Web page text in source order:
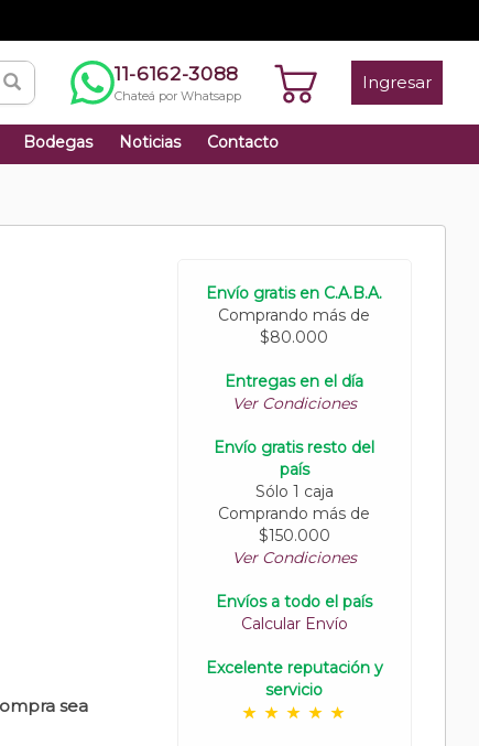
11-6162-3088
Chateá por Whatsapp
Ingresar
Bodegas Noticias Contacto
sea
Envío gratis en C.A.B.A.
Comprando más de
$80.000
Entregas en el día
Ver Condiciones
Envío gratis resto del
país
Sólo 1 caja
Comprando más de
$150.000
Ver Condiciones
Envíos a todo el país
Calcular Envío
Excelente reputación y
servicio